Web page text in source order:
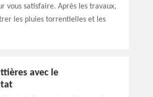
vous satisfaire. Après les travaux,
les pluies torrentielles et les
avec le